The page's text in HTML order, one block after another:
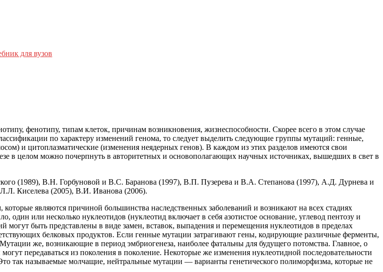
для вузов
фенотипу, типам клеток, причинам возникновения, жизнеспособности. Скорее всего в этом случае
по характеру изменений генома, то следует выделить следующие группы мутаций: генные,
и цитоплазматические (изменения неядерных генов). В каждом из этих разделов имеются свои
в целом можно почерпнуть в авторитетных и основополагающих научных источниках, вышедших в свет в
(1989), В.Н. Горбуновой и В.С. Баранова (1997), В.П. Пузерева и В.А. Степанова (1997), А.Д. Дурнева и
Киселева (2005), В.И. Иванова (2006).
являются причиной большинства наследственных заболеваний и возникают на всех стадиях
или несколько нуклеотидов (нуклеотид включает в себя азотистое основание, углевод пентозу и
быть представлены в виде замен, вставок, выпадения и перемещения нуклеотидов в пределах
белковых продуктов. Если генные мутации затрагивают гены, кодирующие различные ферменты,
же, возникающие в период эмбриогенеза, наиболее фатальны для будущего потомства. Главное, о
передаваться из поколения в поколение. Некоторые же изменения нуклеотидной последовательности
так называемые молчащие, нейтральные мутации — варианты генетического полиморфизма, которые не